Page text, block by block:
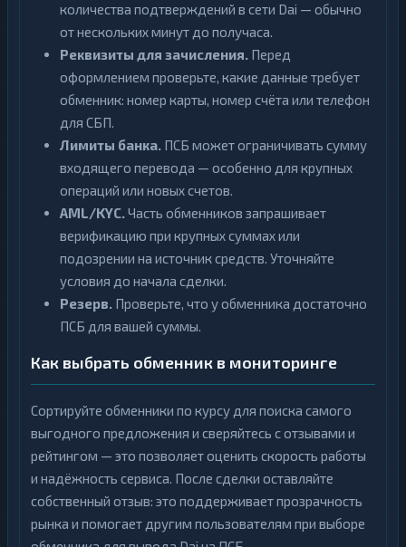
количества подтверждений в сети Dai — обычно
от нескольких минут до получаса.
Реквизиты для зачисления. Перед
оформлением проверьте, какие данные требует
обменник: номер карты, номер счёта или телефон
для СБП.
Лимиты банка. ПСБ может ограничивать сумму
входящего перевода — особенно для крупных
операций или новых счетов.
AML/KYC.Часть обменников запрашивает
верификацию при крупных суммах или
подозрении на источник средств. Уточняйте
условия до начала сделки.
Резерв. Проверьте, что у обменника достаточно
ПСБ для вашей суммы.
Как выбрать обменник в мониторинге
Сортируйте обменники по курсу для поиска самого
выгодного предложения и сверяйтесь с отзывами и
рейтингом — это позволяет оценить скорость работы
и надёжность сервиса. После сделки оставляйте
собственный отзыв: это поддерживает прозрачность
рынка и помогает другим пользователям при выборе